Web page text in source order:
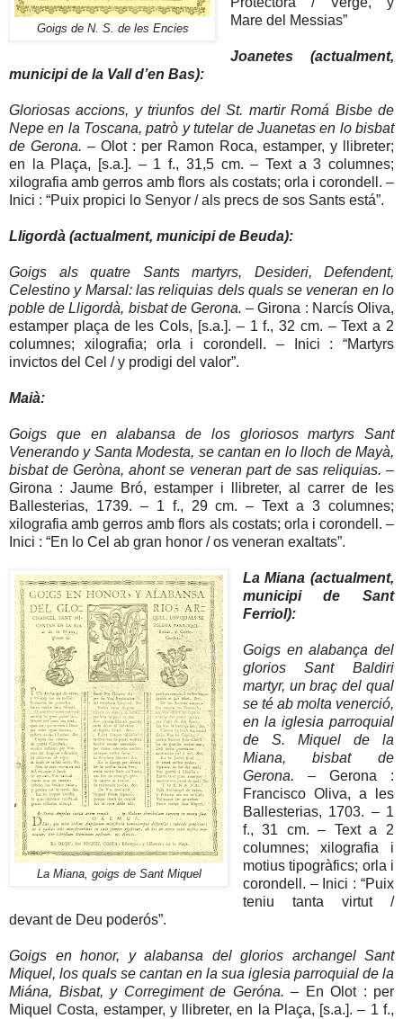
Goigs de N. S. de les Encies
Mare del Messias”
Joanetes (actualment,
municipi de la Vall d’en Bas):
Gloriosas accions, y triunfos del St. martir Romá Bisbe de
Nepe en la Toscana, patrò y tutelar de Juanetas en lo bisbat
de Gerona. – Olot : per Ramon Roca, estamper, y llibreter;
en la Plaça, [s.a.]. – 1 f., 31,5 cm. – Text a 3 columnes;
xilografia amb gerros amb flors als costats; orla i corondell. –
Inici : “Puix propici lo Senyor / als precs de sos Sants está”.
Lligordà (actualment, municipi de Beuda):
Goigs als quatre Sants martyrs, Desideri, Defendent,
Celestino y Marsal: las reliquias dels quals se veneran en lo
poble de Lligordà, bisbat de Gerona.– Girona : Narcís Oliva,
estamper plaça de les Cols, [s.a.]. – 1 f., 32 cm. – Text a 2
columnes; xilografia; orla i corondell. – Inici : “Martyrs
invictos del Cel / y prodigi del valor”.
Maià:
Goigs que en alabansa de los gloriosos martyrs Sant
Venerando y Santa Modesta, se cantan en lo lloch de Mayà,
bisbat de Geròna, ahont se veneran part de sas reliquias. –
Girona : Jaume Bró, estamper i llibreter, al carrer de les
Ballesterias, 1739. – 1 f., 29 cm. – Text a 3 columnes;
xilografia amb gerros amb flors als costats; orla i corondell. –
Inici : “En lo Cel ab gran honor / os veneran exaltats”.
La Miana, goigs de Sant Miquel
La Miana (actualment,
municipi de Sant
Ferriol):
Goigs en alabança del
glorios Sant Baldiri
martyr, un braç del qual
se té ab molta venerció,
en la iglesia parroquial
de S. Miquel de la
Miana, bisbat de
Gerona. – Gerona :
Francisco Oliva, a les
Ballesterias, 1703. – 1
f., 31 cm. – Text a 2
columnes; xilografia i
motius tipogràfics; orla i
corondell. – Inici : “Puix
teniu tanta virtut /
devant de Deu poderós”.
Goigs en honor, y alabansa del glorios archangel Sant
Miquel, los quals se cantan en la sua iglesia parroquial de la
Miána, Bisbat, y Corregiment de Geróna. – En Olot : per
Miquel Costa, estamper, y llibreter, en la Plaça, [s.a.]. – 1 f.,